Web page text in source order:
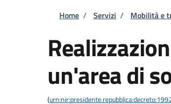
Briciole di
Home / Servizi / Mobilità e
un'area di
(